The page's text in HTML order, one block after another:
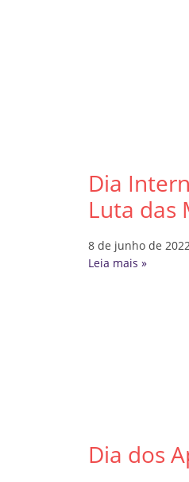
Dia
Luta das
8 de junho de 2022
Leia mais »
Dia dos